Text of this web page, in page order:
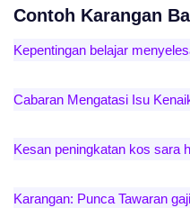
Contoh Karangan
Kepentingan belajar
Cabaran Mengatasi Isu
Kesan peningkatan kos sara
Karangan: Punca Tawaran